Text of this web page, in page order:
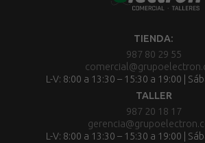
TIENDA:
987 80 29 55
L-V: 8:00 a 13:30 – 15:30 a 19:00 |
TALLER
987 20 18 17
L-V: 8:00 a 13:30 – 15:30 a 19:00 |